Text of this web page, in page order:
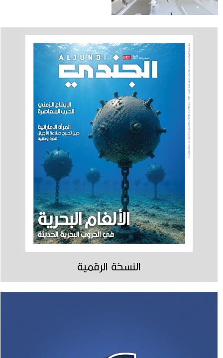
النسخة الرقمية